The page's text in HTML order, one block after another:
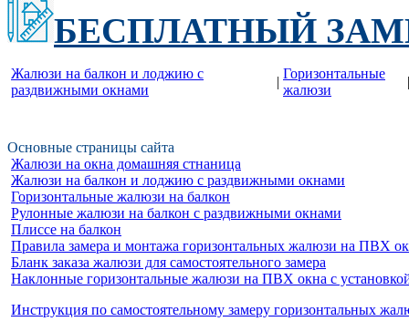
БЕСПЛАТНЫЙ
Жалюзи на балкон и лоджию c
раздвижными окнами
|
Горизонтальные
жалюзи
|
Основные страницы сайта
Жалюзи на окна домашняя стнаница
Жалюзи на балкон и лоджию c раздвижными окнами
Горизонтальные жалюзи на балкон
Рулонные жалюзи на балкон с раздвижными окнами
Плиссе на балкон
Правила замера и монтажа горизонтальных жалюзи на ПВХ
Бланк заказа жалюзи для самостоятельного замера
Наклонные горизонтальные жалюзи на ПВХ окна с
Инструкция по самостоятельному замеру горизонтальных